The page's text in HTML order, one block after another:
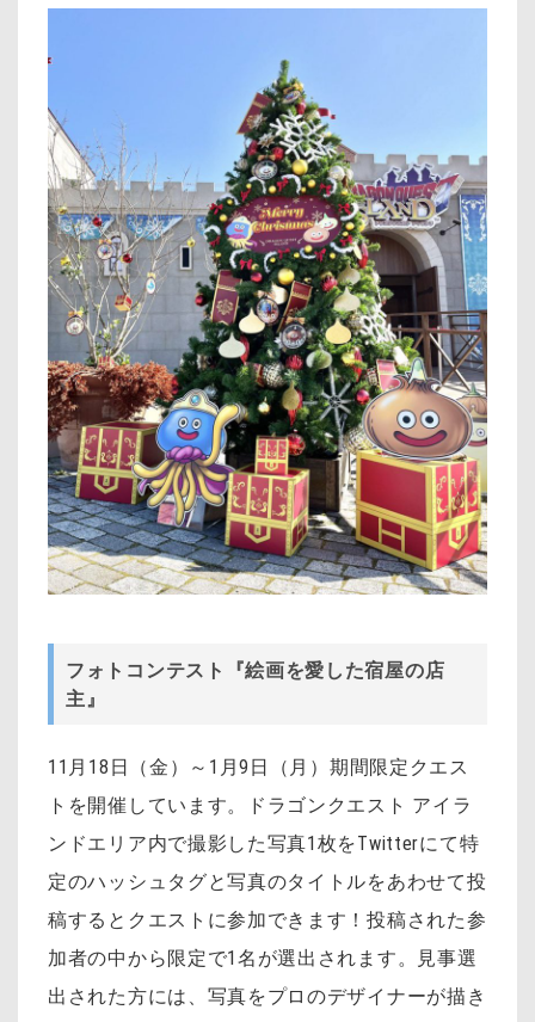
フォトコンテスト『絵画を愛した宿屋の店
主』
11月18日（金）～1月9日（月）期間限定クエス
トを開催しています。ドラゴンクエスト アイラ
ンドエリア内で撮影した写真1枚をTwitterにて特
定のハッシュタグと写真のタイトルをあわせて投
稿するとクエストに参加できます！投稿された参
加者の中から限定で1名が選出されます。見事選
出された方には、写真をプロのデザイナーが描き